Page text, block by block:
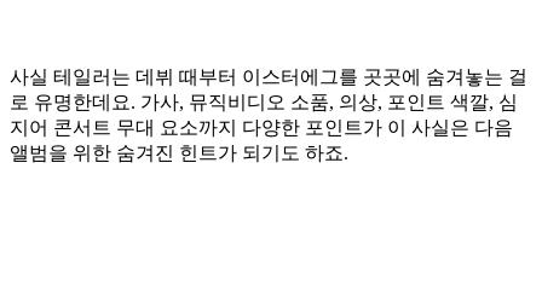
사실 테일러는 데뷔 때부터 이스터에그를 곳곳에 숨겨놓는 걸
로 유명한데요. 가사, 뮤직비디오 소품, 의상, 포인트 색깔, 심
지어 콘서트 무대 요소까지 다양한 포인트가 이 사실은 다음
앨범을 위한 숨겨진 힌트가 되기도 하죠.